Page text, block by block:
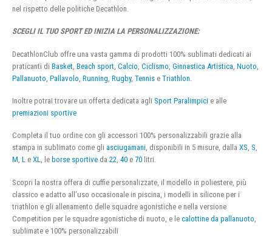
nel rispetto delle politiche Decathlon.
SCEGLI IL TUO SPORT ED INIZIA LA PERSONALIZZAZIONE:
DecathlonClub offre una vasta gamma di prodotti 100% sublimati dedicati ai
praticanti di Basket Beach sport Calcio Ciclismo Ginnastica Artistica Nuoto
Pallanuoto Pallavolo Running Rugby, Tennis e Triathlon
Inoltre potrai trovare un offerta dedicata agli Sport Paralimpici e alle
premiazioni sportive
Completa il tuo ordine con gli accessori 100% personalizzabili grazie alla
stampa in sublimato come gli asciugamani, disponibili in 5 misure, dalla XS, S,
M, L e XL, le borse sportive da 22, 40 e 70 litri.
Scopri la nostra offera di cuffie personalizzate, il modello in poliestere, più
classico e adatto all’uso occasionale in piscina, i modelli in silicone per i
triathlon e gli allenamento delle squadre agonistiche e nella versione
Competition per le squadre agonistiche di nuoto, e le calottine da pallanuoto
sublimate e 100% personalizzabili